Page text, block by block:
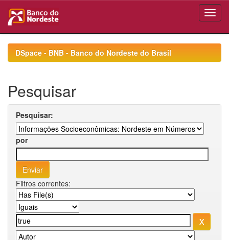
navigationDSpace - BNB - Banco do Nordeste do Brasil
Pesquisar
Pesquisar:
por
Filtros correntes: